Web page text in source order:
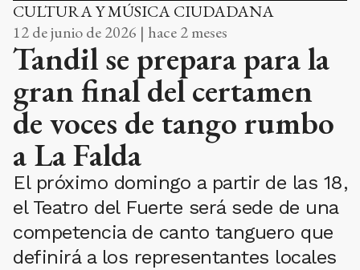
CULTURA Y MÚSICA CIUDADANA
12 de junio de 2026 | hace 2 meses
Tandil se prepara para la
gran final del certamen
de voces de tango rumbo
a La Falda
El próximo domingo a partir de las 18,
el Teatro del Fuerte será sede de una
competencia de canto tanguero que
definirá a los representantes locales